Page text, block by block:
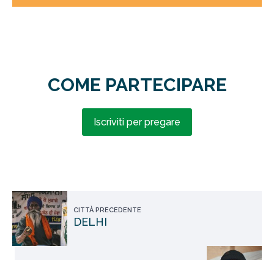
COME PARTECIPARE
Iscriviti per pregare
CITTÀ PRECEDENTE
DELHI